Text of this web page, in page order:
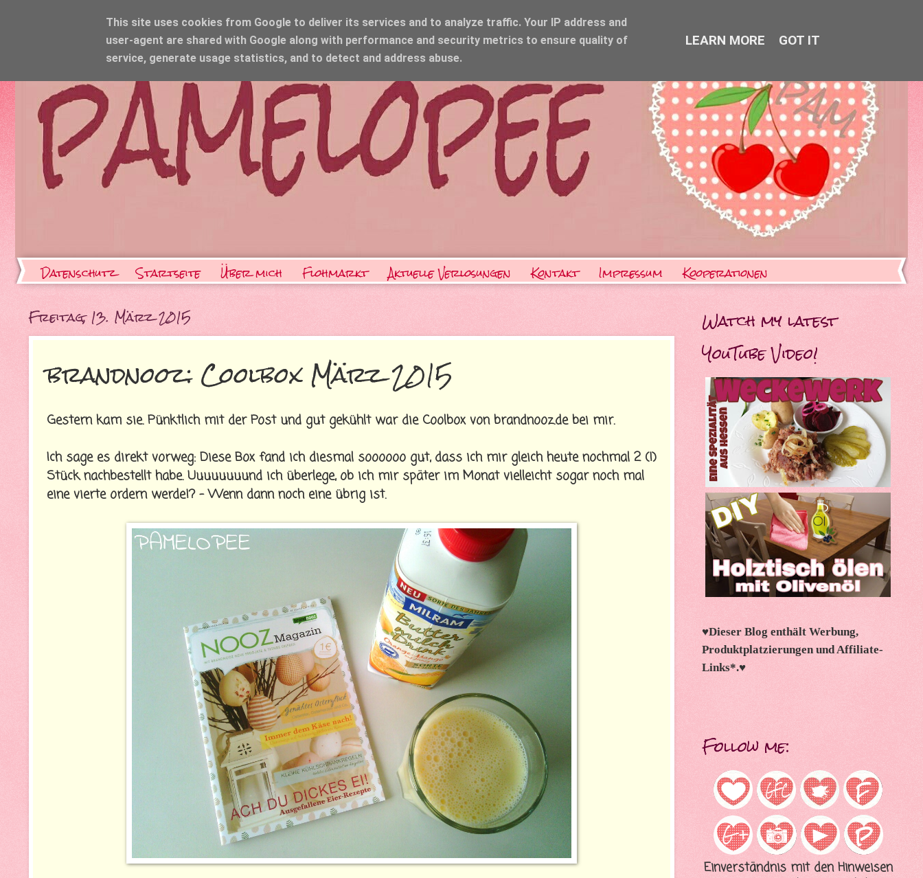
Datenschutz Startseite Über mich Flohmarkt Aktuelle Verlosungen Kontakt Impressum Kooperationen
Freitag, 13. März 2015
brandnooz: Coolbox März 2015
Gestern kam sie. Pünktlich mit der Post und gut gekühlt war die Coolbox von brandnooz.de bei mir.
Ich sage es direkt vorweg: Diese Box fand ich diesmal soooooo gut, dass ich mir gleich heute nochmal 2 (!)
Stück nachbestellt habe. Uuuuuuuund ich überlege, ob ich mir später im Monat vielleicht sogar noch mal
eine vierte ordern werde!? - Wenn dann noch eine übrig ist.
Watch my latest
YouTube Video!
♥Dieser Blog enthält Werbung,
Produktplatzierungen und Affiliate-
Links*.♥
Follow me:
Einverständnis mit den Hinweisen
This site uses cookies from Google to deliver its services and to analyze traffic. Your IP address and
user-agent are shared with Google along with performance and security metrics to ensure quality of
service, generate usage statistics, and to detect and address abuse.
LEARN MORE GOT IT